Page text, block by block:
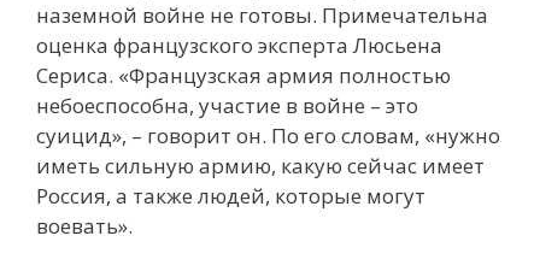
наземной войне не готовы. Примечательна
оценка французского эксперта Люсьена
Сериса. «Французская армия полностью
небоеспособна, участие в войне – это
суицид», – говорит он. По его словам, «нужно
иметь сильную армию, какую сейчас имеет
Россия, а также людей, которые могут
воевать».